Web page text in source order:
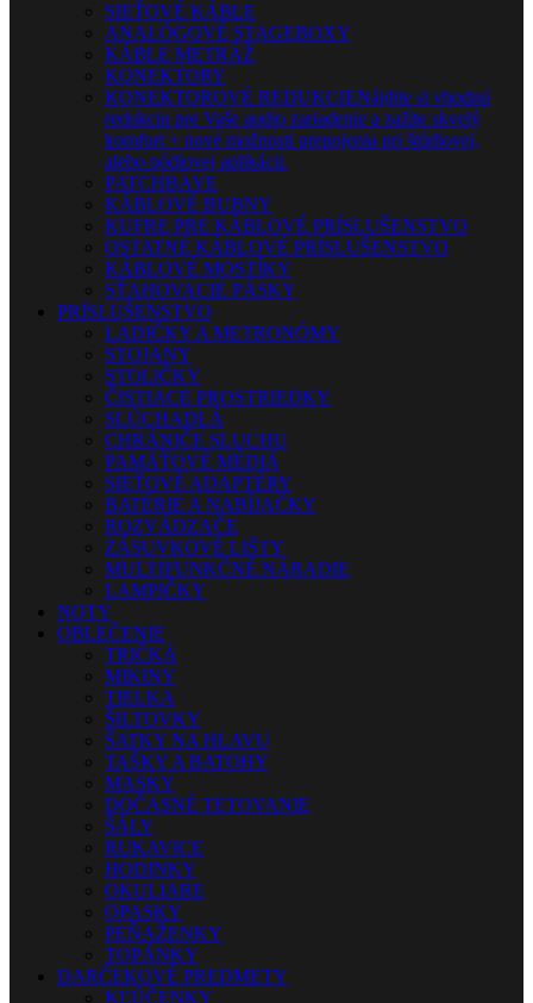
SIEŤOVÉ KÁBLE
ANALÓGOVÉ STAGEBOXY
KÁBLE METRÁŽ
KONEKTORY
KONEKTOROVÉ REDUKCIENájdite si vhodnú
redukciu pre Vaše audio zariadenie a zažite skvelý
komfort + nové možnosti prepojenia pri štúdiovej,
alebo pódiovej aplikácii.
PATCHBAYE
KÁBLOVÉ BUBNY
KUFRE PRE KÁBLOVÉ PRÍSLUŠENSTVO
OSTATNÉ KÁBLOVÉ PRÍSLUŠENSTVO
KÁBLOVÉ MOSTÍKY
SŤAHOVACIE PÁSKY
PRÍSLUŠENSTVO
LADIČKY A METRONÓMY
STOJANY
STOLIČKY
ČISTIACE PROSTRIEDKY
SLÚCHADLÁ
CHRÁNIČE SLUCHU
PAMÄŤOVÉ MÉDIÁ
SIEŤOVÉ ADAPTÉRY
BATÉRIE A NABÍJAČKY
ROZVÁDZAČE
ZÁSUVKOVÉ LIŠTY
MULTIFUNKČNÉ NÁRADIE
LAMPIČKY
NOTY
OBLEČENIE
TRIČKÁ
MIKINY
TIELKA
ŠILTOVKY
ŠATKY NA HLAVU
TAŠKY A BATOHY
MASKY
DOČASNÉ TETOVANIE
ŠÁLY
RUKAVICE
HODINKY
OKULIARE
OPASKY
PEŇAŽENKY
TOPÁNKY
DARČEKOVÉ PREDMETY
KĽÚČENKY